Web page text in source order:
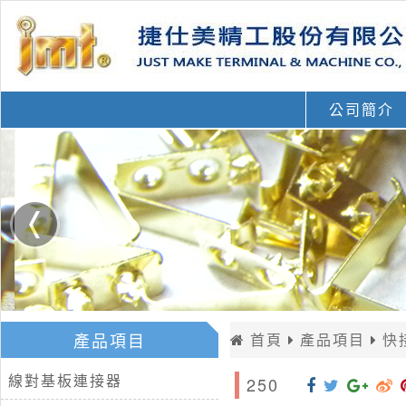
公司簡介
產品項目
線對基板連接器
首頁 產品項目 快
250